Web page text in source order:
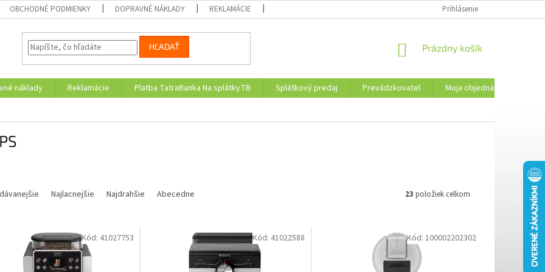
OBCHODNÉ PODMIENKY DOPRAVNÉ NÁKLADY REKLAMÁCIE MOJA OBJEDNÁVKA
Prihlásenie
HĽADAŤ
NÁKUPNÝ
Prázdny košík
náklady Reklamácie Platba TatraBanka Na splátkyTB Splátkový predaj Prevádzkovatel Moja objednávka
Najlacnejšie Najdrahšie Abecedne 23 položiek celkom
Kód: 41027753 Kód: 41022588 Kód: 100002202302